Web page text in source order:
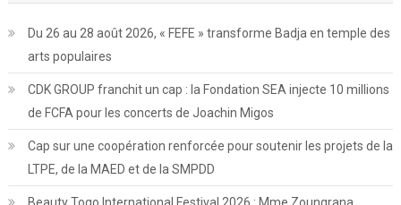
Du 26 au 28 août 2026, « FEFE » transforme Badja en temple des
arts populaires
CDK GROUP franchit un cap : la Fondation SEA injecte 10 millions
de FCFA pour les concerts de Joachin Migos
Cap sur une coopération renforcée pour soutenir les projets de la
LTPE, de la MAED et de la SMPDD
Beauty Togo International Festival 2026 : Mme Zoungrana